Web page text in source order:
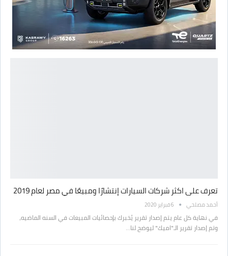
تعرف على اكثر شركات السيارات إنتشارًا ومبيعًا في مصر لعام 2019
أحمد مصلحي 6 فبراير 2020
في نهاية كل عام يتم إصدار تقرير يُخبرك بإحصائيات المبيعات في السنه الماضيه،
وتم إصدار تقرير الـ"اميك" ليوضح لنا…